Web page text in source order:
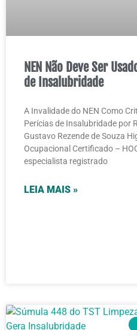
NEN Não Deve Ser
de Insalubridade
A Invalidade do NEN Como
Perícias de Insalubridade por
Gustavo Rezende de Souza
Ocupacional Certificado –
especialista registrado
LEIA MAIS »